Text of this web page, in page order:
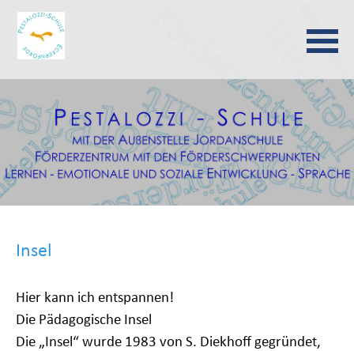
überspringen
Insel
Hier kann ich entspannen!
Die Pädagogische Insel
Die „Insel“ wurde 1983 von S. Diekhoff gegründet,